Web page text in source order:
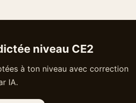
niveau CE2
à ton niveau avec correction
IA.